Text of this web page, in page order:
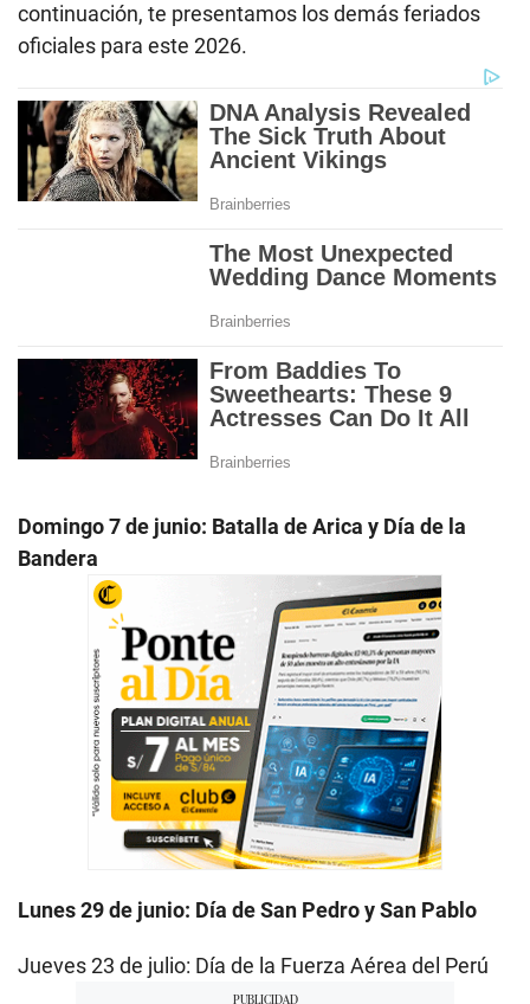
continuación, te presentamos los demás feriados
oficiales para este 2026.
Domingo 7 de junio: Batalla de Arica y Día de la
Bandera
Lunes 29 de junio: Día de San Pedro y San Pablo
Jueves 23 de julio: Día de la Fuerza Aérea del Perú